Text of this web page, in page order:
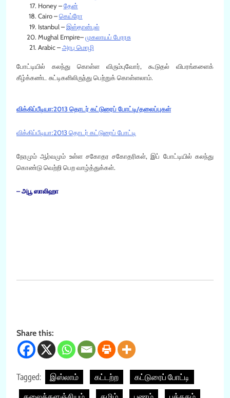
Honey–தேன்
Cairo–கெய்ரோ
Istanbul –இஸ்தான்புல்
Mughal Empire–முகலாயப் பேரரசு
Arabic –அரபு மொழி
போட்டியில் கலந்து கொள்ள விரும்புவோர், கூடுதல் விபரங்களைக்
கீழ்க்கண்ட சுட்டிகளிலிருந்து பெற்றுக் கொள்ளலாம்.
விக்கிப்பீடியா:2013 தொடர் கட்டுரைப் போட்டி/தலைப்புகள்
விக்கிப்பீடியா:2013 தொடர் கட்டுரைப் போட்டி
நேரமும் ஆர்வமும் உள்ள சகோதர சகோதரிகள், இப் போட்டியில் கலந்து
கொண்டு வெற்றி பெற வாழ்த்துக்கள்.
– அபூ ஸாலிஹா
Share this:
Tagged: இஸ்லாம் கட்டற்ற
கட்டுரைப் போட்டி